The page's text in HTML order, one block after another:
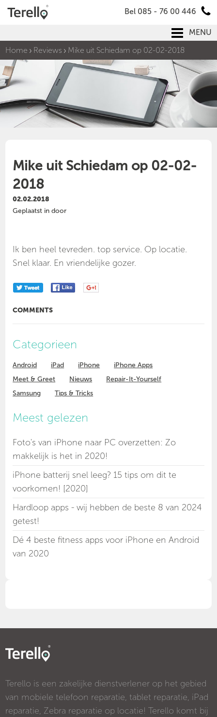
Bel 085 - 76 00 446
MENU
Home
Reviews Mike uit Schiedam op 02-02-2018
Mike uit Schiedam op 02-02-
2018
02.02.2018
Geplaatst in door
Ik ben heel tevreden. top service. Op locatie.
Snel klaar. En vriendelijke gozer.
COMMENTS
Categorieen
Android iPad iPhone
iPhone Apps
Meet & Greet
Nieuws
Repair-It-Yourself
Samsung
Tips & Tricks
Meest gelezen
Foto's van iPhone naar PC overzetten: Zo
makkelijk is het in 2020!
iPhone batterij snel leeg? 15 tips om dit te
voorkomen! [2020]
Hardloop apps - wij hebben de beste 8 van 2024
getest!
Dé 4 beste fitness apps voor iPhone en Android
van 2020
Terello is een zakelijke dienstverlener op het gebied
van mobiele telefoon reparatie, tablet reparatie, iPad
reparatie, Zebra reparatie op locatie! Terello komt bij